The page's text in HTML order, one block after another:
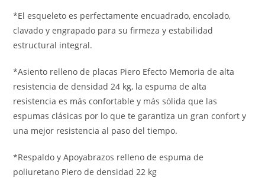
*El esqueleto es perfectamente encuadrado, encolado,
clavado y engrapado para su firmeza y estabilidad
estructural integral.
*Asiento relleno de placas Piero Efecto Memoria de alta
resistencia de densidad 24 kg, la espuma de alta
resistencia es más confortable y más sólida que las
espumas clásicas por lo que te garantiza un gran confort y
una mejor resistencia al paso del tiempo.
*Respaldo y Apoyabrazos relleno de espuma de
poliuretano Piero de densidad 22 kg